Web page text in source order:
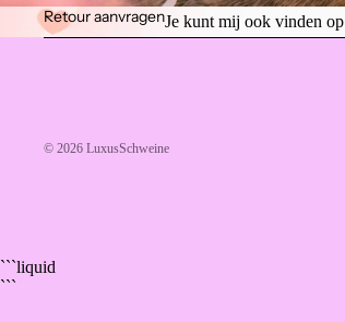
Retour aanvragenJe kunt mij ook vinden op
© 2026 LuxusSchweine
```liquid
```